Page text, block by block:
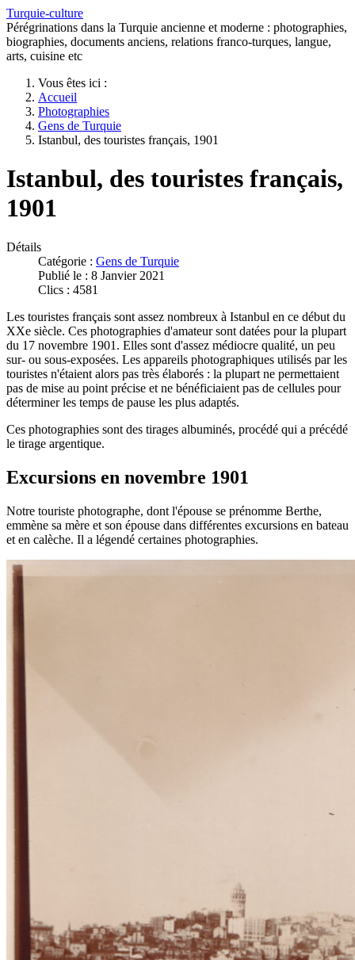
Turquie-culture
Pérégrinations dans la Turquie ancienne et moderne : photographies,
biographies, documents anciens, relations franco-turques, langue,
arts, cuisine etc
Vous êtes ici :
Accueil
Photographies
Gens de Turquie
Istanbul, des touristes français, 1901
Istanbul, des touristes français,
1901
Détails
Catégorie : Gens de Turquie
Publié le : 8 Janvier 2021
Clics : 4581
Les touristes français sont assez nombreux à Istanbul en ce début du
XXe siècle. Ces photographies d'amateur sont datées pour la plupart
du 17 novembre 1901. Elles sont d'assez médiocre qualité, un peu
sur- ou sous-exposées. Les appareils photographiques utilisés par les
touristes n'étaient alors pas très élaborés : la plupart ne permettaient
pas de mise au point précise et ne bénéficiaient pas de cellules pour
déterminer les temps de pause les plus adaptés.
Ces photographies sont des tirages albuminés, procédé qui a précédé
le tirage argentique.
Excursions en novembre 1901
Notre touriste photographe, dont l'épouse se prénomme Berthe,
emmène sa mère et son épouse dans différentes excursions en bateau
et en calèche. Il a légendé certaines photographies.